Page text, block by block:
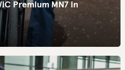
Premium MN7 in